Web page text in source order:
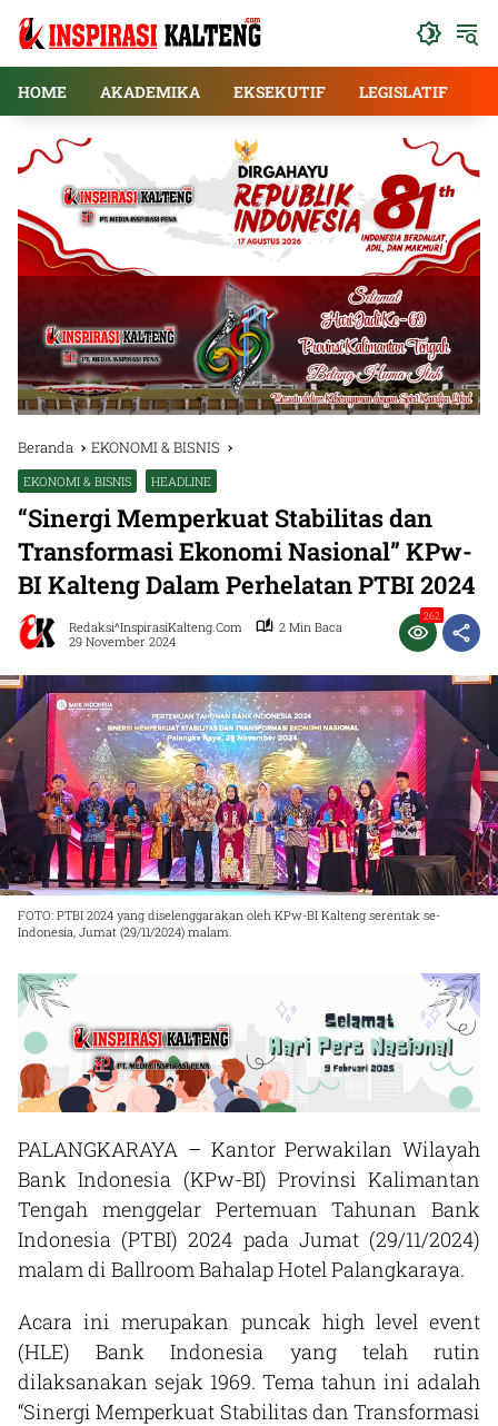
HOME
AKADEMIKA EKSEKUTIF LEGISLATIF
Beranda EKONOMI & BISNIS
EKONOMI & BISNIS HEADLINE
“Sinergi Memperkuat Stabilitas dan
Transformasi Ekonomi Nasional” KPw-
BI Kalteng Dalam Perhelatan PTBI 2024
Redaksi^InspirasiKalteng.com
2 Min Baca
29 November 2024
262
FOTO: PTBI 2024 yang diselenggarakan oleh KPw-BI Kalteng serentak se-
Indonesia, Jumat (29/11/2024) malam.
PALANGKARAYA – Kantor Perwakilan Wilayah
Bank Indonesia (KPw-BI) Provinsi Kalimantan
Tengah menggelar Pertemuan Tahunan Bank
Indonesia (PTBI) 2024 pada Jumat (29/11/2024)
malam di Ballroom Bahalap Hotel Palangkaraya.
Acara ini merupakan puncak high level event
(HLE) Bank Indonesia yang telah rutin
dilaksanakan sejak 1969. Tema tahun ini adalah
“Sinergi Memperkuat Stabilitas dan Transformasi